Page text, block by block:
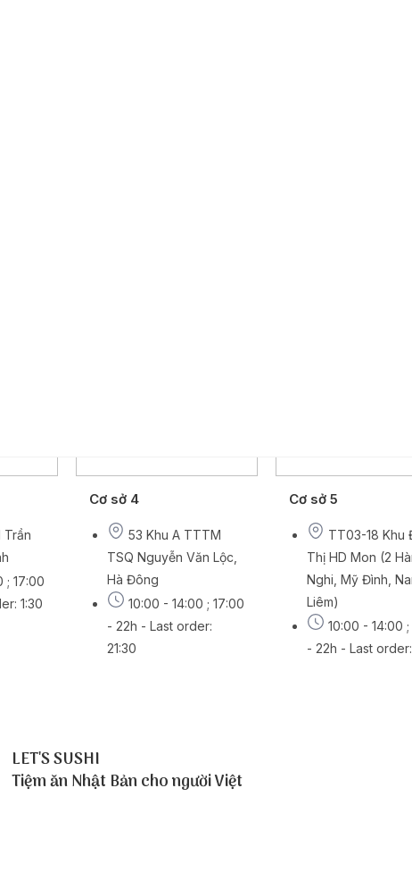
không tẩm ướp nhiều giữ nguyên vị. Cần đặt chỗ trước vì đôi khi
Trần
; 17:00
1:30
Cơ sở 4
53 Khu A TTTM
TSQ Nguyễn Văn Lộc,
Hà Đông
10:00 - 14:00 ; 17:00
- 22h - Last order:
21:30
Cơ sở 5
TT03-18 Khu
Thị HD Mon (2
Nghi, Mỹ Đình,
Liêm)
10:00 - 14:00 ;
- 22h - Last order:
LET'S SUSHI
Tiệm ăn Nhật Bản cho người Việt